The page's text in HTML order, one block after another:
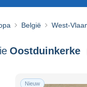
België West-
Oostduinkerke
Nieuw